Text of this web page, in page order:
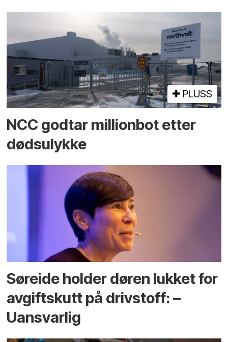
PLUSS
NCC godtar millionbot etter
dødsulykke
Søreide holder døren lukket for
avgiftskutt på drivstoff: –
Uansvarlig